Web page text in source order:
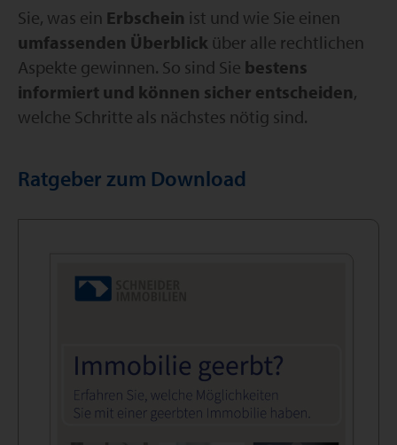
Sie, was ein Erbschein ist und wie Sie einen
umfassenden Überblick über alle rechtlichen
Aspekte gewinnen. So sind Sie bestens
informiert und können sicher entscheiden,
welche Schritte als nächstes nötig sind.
Ratgeber zum Download